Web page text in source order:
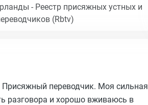
- Реестр присяжных устных и
(Rbtv)
переводчик. Моя сильная
разговора и хорошо вживаюсь в